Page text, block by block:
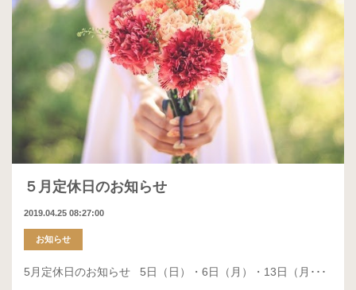
５月定休日のお知らせ
2019.04.25 08:27:00
お知らせ
5月定休日のお知らせ 5日（日）・6日（月）・13日（月･･･